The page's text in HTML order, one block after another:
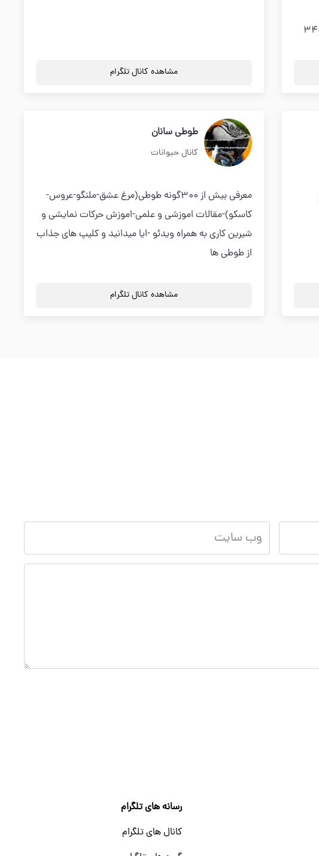
مشاهده کانال تلگرام
طوطی سانان
کانال حیوانات
معرفی بیش از 300گونه طوطی(مرغ عشق-ملنگو-عروس-
کاسکو)-مقالات اموزشی و علمی-اموزش حرکات نمایشی و
شیرین کاری به همراه ویدئو -ایا میدانید و کلیپ های جذاب
از طوطی ها
مشاهده کانال تلگرام
رسانه های تلگرام
کانال های تلگرام